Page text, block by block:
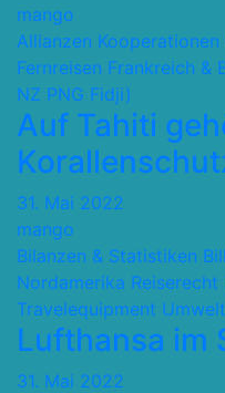
mango
Allianzen
Fernreisen Frankreich &
NZ PNG Fidji)
Auf Tahiti
31. Mai 2022
mango
Bilanzen & Statistiken
Nordamerika Reiserecht
Travelequipment Umwelt
Lufthansa im
31. Mai 2022